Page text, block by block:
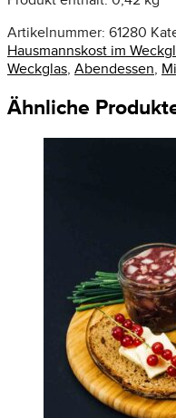
Artikelnummer: 61280
Hausmannskost im
Weckglas, Abendessen,
Ähnliche